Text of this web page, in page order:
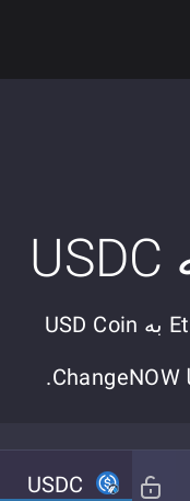
تبادل سریع، امن و خصوصی گرا Ethereum به USD Coin
USDC